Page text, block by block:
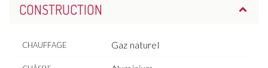
CONSTRUCTION
CHAUFFAGE Gaz naturel